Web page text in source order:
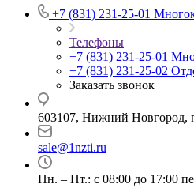
+7 (831) 231-25-01
Телефоны
+7 (831) 231-25-01
+7 (831) 231-25-02
Заказать звонок
603107, Нижний Новгород,
sale@1nzti.ru
Пн. – Пт.: с 08:00 до 17:00